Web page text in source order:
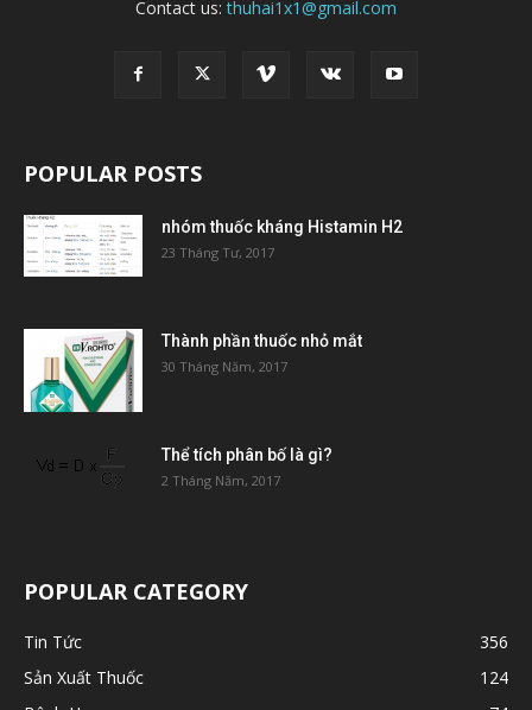
Contact us:thuhai1x1@gmail.com
POPULAR POSTS
nhóm thuốc kháng Histamin H2
23 Tháng Tư, 2017
Thành phần thuốc nhỏ mắt
30 Tháng Năm, 2017
Thể tích phân bố là gì?
2 Tháng Năm, 2017
POPULAR CATEGORY
Tin Tức
356
Sản Xuất Thuốc
124